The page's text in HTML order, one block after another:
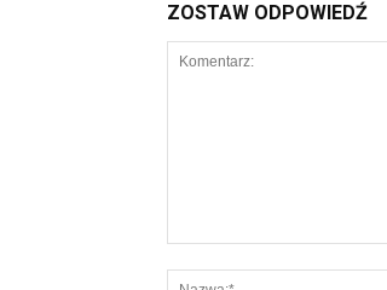
ZOSTAW ODPOWIEDŹ